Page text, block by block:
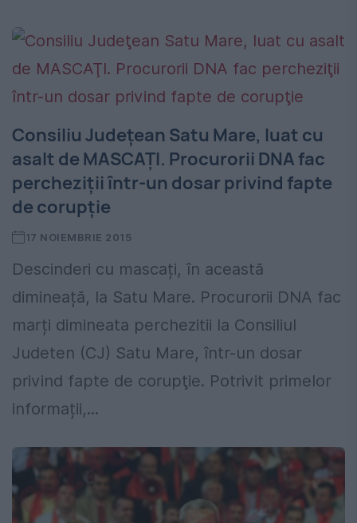
Consiliu Judeţean Satu Mare, luat cu
asalt de MASCAŢI. Procurorii DNA fac
percheziţii într-un dosar privind fapte
de corupţie
17 NOIEMBRIE 2015
Descinderi cu mascați, în această
dimineață, la Satu Mare. Procurorii DNA fac
marți dimineata perchezitii la Consiliul
Judeten (CJ) Satu Mare, într-un dosar
privind fapte de corupţie. Potrivit primelor
informații,...